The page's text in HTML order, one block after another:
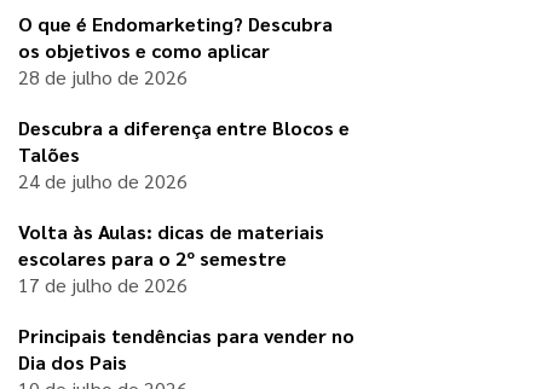
O que é Endomarketing? Descubra
os objetivos e como aplicar
28 de julho de 2026
Descubra a diferença entre Blocos e
Talões
24 de julho de 2026
Volta às Aulas: dicas de materiais
escolares para o 2º semestre
17 de julho de 2026
Principais tendências para vender no
Dia dos Pais